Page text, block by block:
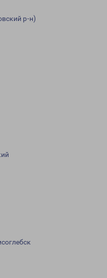
р-н)